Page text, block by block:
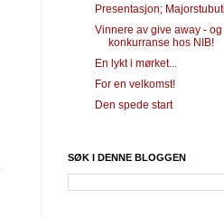
Presentasjon;
Vinnere av give away - og
konkurranse hos NIB!
En lykt i mørket...
For en velkomst!
Den spede start
SØK I DENNE BLOGGEN